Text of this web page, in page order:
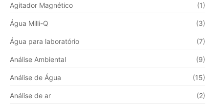
Agitador Magnético (1)
Água Milli-Q (3)
Água para laboratório (7)
Análise Ambiental (9)
Análise de Água (15)
Análise de ar (2)